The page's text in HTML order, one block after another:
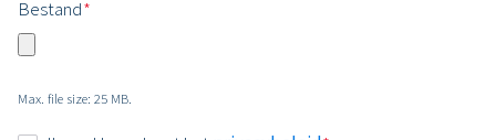
Bestand*
Max. file size: 25 MB.